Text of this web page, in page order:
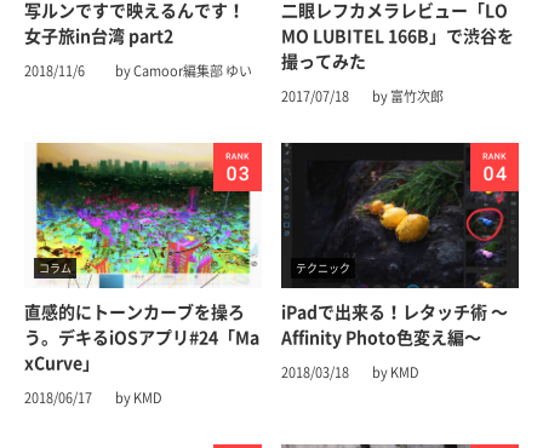
写ルンですで映えるんです！
女子旅in台湾 part2
2018/11/6 by Camoor編集部 ゆい
二眼レフカメラレビュー「LO
MO LUBITEL 166B」で渋谷を
撮ってみた
2017/07/18 by 富竹次郎
コラム
直感的にトーンカーブを操ろ
う。デキるiOSアプリ#24「Ma
xCurve」
2018/06/17 by KMD
テクニック
iPadで出来る！レタッチ術 〜
Affinity Photo色変え編〜
2018/03/18 by KMD